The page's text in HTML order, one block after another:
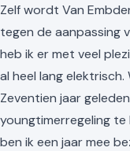
Zelf wordt Van
tegen de aanpassing
heb ik er met veel
al heel lang
Zeventien jaar
youngtimerregeling te
ben ik een jaar mee